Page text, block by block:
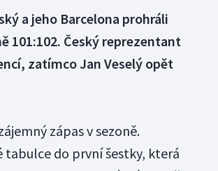
a jeho Barcelona prohráli
101:102. Český reprezentant
zatímco Jan Veselý opět
zápas v sezoně.
do první šestky, která